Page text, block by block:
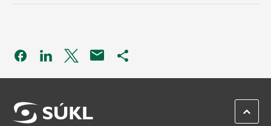
Odkaz se otevře na nové kartě
Odkaz se otevře na nové kartě
Odkaz se otevře na nové kartě
ZPĚT